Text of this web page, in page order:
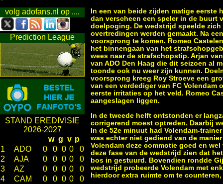
volg adofans.nl op ....
Prediction League
STAND EREDIVISIE
2026-2027
w g v p
1
ADO 0 0 0 0
0
2
AJA 0 0 0 0
0
3
AZ 0 0 0 0
0
4
CAM 0 0 0 0
0
In een van beide zijden matige eerste
dan verscheen een speler in de buurt
doelpoging. De wedstrijd speelde
overtredingen werden gemaakt. Na
voorsprong te komen. Romeo
het binnengaan van het
wees naar de strafschopstip. Arjan
van ADO Den Haag die dit seizoen al
toonde ook nu weer zijn kunnen.
voorsprong kreeg Roy Stroeve een
van een verdediger van FC
eerste irritaties op het veld. Romeo
aangeslagen liggen.
In de tweede helft ontstonden er
corrigerend moest optreden. Daarbij
In de 52e minuut had Volendam-
was echter niet gediend van de
Volendam deze commotie goed en
deze fase van de wedstrijd zien dat
bos in gestuurd. Bovendien rondde
wedstrijd probeerde Volendam met
hierdoor extra ruimte om te